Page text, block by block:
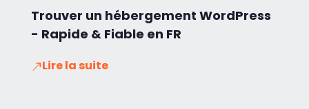
Trouver un hébergement WordPress
- Rapide & Fiable en FR
Lire la suite